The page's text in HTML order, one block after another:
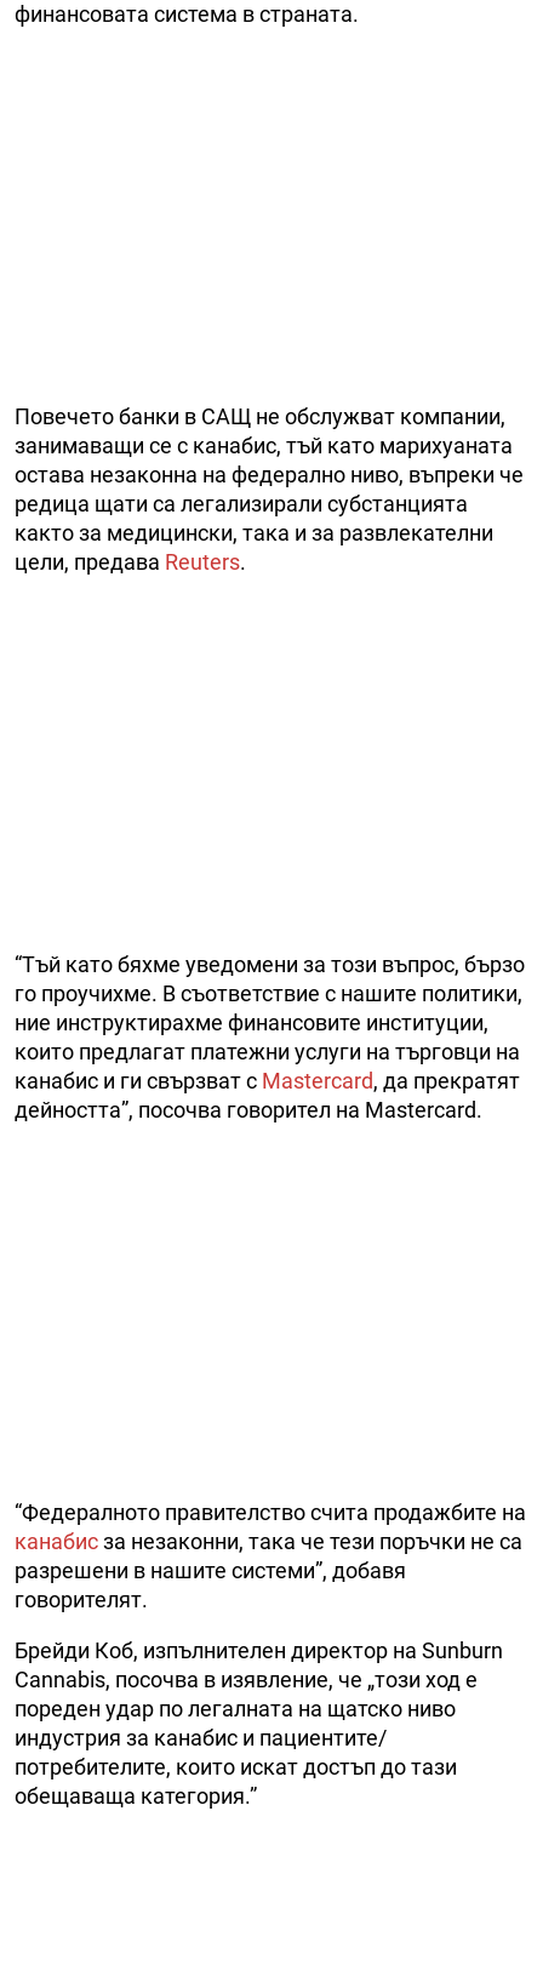
финансовата система в страната.
Повечето банки в САЩ не обслужват компании,
занимаващи се с канабис, тъй като марихуаната
остава незаконна на федерално ниво, въпреки че
редица щати са легализирали субстанцията
както за медицински, така и за развлекателни
цели, предава Reuters.
“Тъй като бяхме уведомени за този въпрос, бързо
го проучихме. В съответствие с нашите политики,
ние инструктирахме финансовите институции,
които предлагат платежни услуги на търговци на
канабис и ги свързват с Mastercard, да прекратят
дейността”, посочва говорител на Mastercard.
“Федералното правителство счита продажбите на
канабисза незаконни, така че тези поръчки не са
разрешени в нашите системи”, добавя
говорителят.
Брейди Коб, изпълнителен директор на Sunburn
Cannabis, посочва в изявление, че „този ход е
пореден удар по легалната на щатско ниво
индустрия за канабис и пациентите/
потребителите, които искат достъп до тази
обещаваща категория.”